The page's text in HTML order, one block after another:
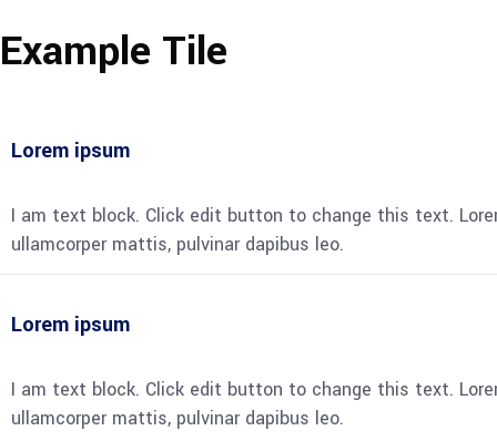
Example Tile
Lorem ipsum
I am text block. Click edit button to change this text.
ullamcorper mattis, pulvinar dapibus leo.
Lorem ipsum
I am text block. Click edit button to change this text.
ullamcorper mattis, pulvinar dapibus leo.